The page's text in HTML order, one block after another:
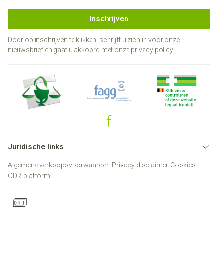
Inschrijven
Door op inschrijven te klikken, schrijft u zich in voor onze
nieuwsbrief en gaat u akkoord met onze privacy policy.
Juridische links
Algemene verkoopsvoorwaarden Privacy disclaimer Cookies
ODR-platform